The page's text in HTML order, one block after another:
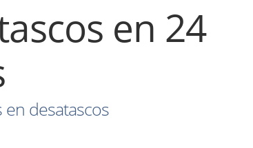
en 24
desatascos